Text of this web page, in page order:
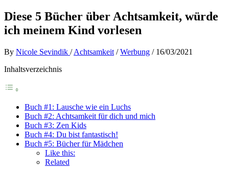
Diese 5 Bücher über Achtsamkeit, würde
ich meinem Kind vorlesen
By Nicole Sevindik /Achtsamkeit /Werbung / 16/03/2021
Inhaltsverzeichnis
Buch #1: Lausche wie ein Luchs
Buch #2: Achtsamkeit für dich und mich
Buch #3: Zen Kids
Buch #4: Du bist fantastisch!
Buch #5: Bücher für Mädchen
Like this:
Related